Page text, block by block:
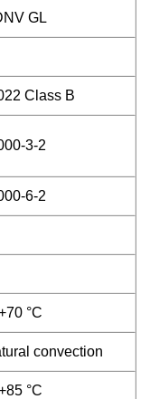
GL
Class B
3-2
6-2
°C
convection
°C